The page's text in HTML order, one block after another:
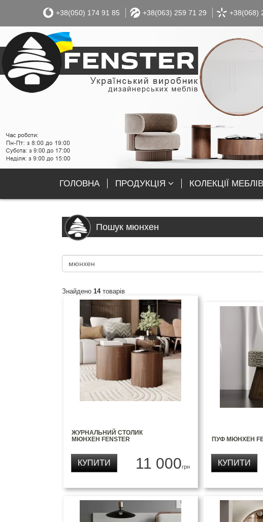
+38(050) 174 91 85 +38(063) 259 71 29 +38(068)
ГОЛОВНА ПРОДУКЦІЯ КОЛЕКЦІЇ МЕБЛІВ
Пошук мюнхен
Знайдено 14товарів
ЖУРНАЛЬНИЙ СТОЛИК
МЮНХЕН FENSTER
11 000грн
КУПИТИ
ПУФ МЮНХЕН
КУПИТИ